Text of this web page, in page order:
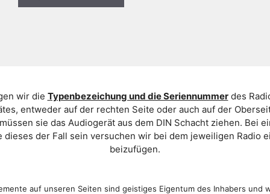
wir die Typenbezeichung und die Seriennummerdes
entweder auf der rechten Seite oder auch auf der
sie das Audiogerät aus dem DIN Schacht ziehen. Bei
der Fall sein versuchen wir bei dem jeweiligen Radio
beizufügen.
auf unseren Seiten sind geistiges Eigentum des Inhabers und